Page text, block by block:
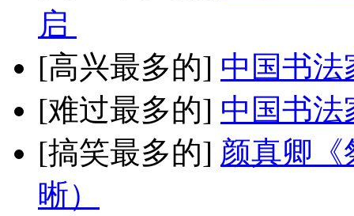
启
[高兴最多的] 中国书法
[难过最多的] 中国书法
[搞笑最多的] 颜真卿《
晰）